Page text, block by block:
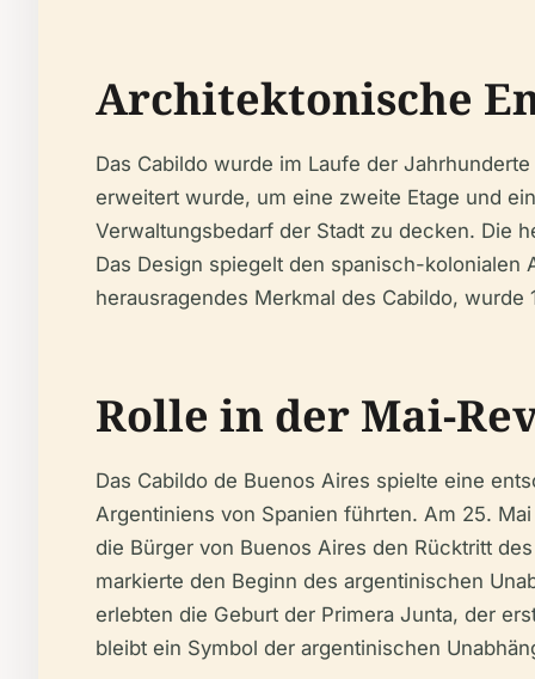
Architektonische
Das Cabildo wurde im Laufe der
erweitert wurde, um eine zweite Etage und
Verwaltungsbedarf der Stadt zu decken. Die
Das Design spiegelt den spanisch-
herausragendes Merkmal des Cabildo,
Rolle in der Mai-
Das Cabildo de Buenos Aires spielte eine
Argentiniens von Spanien führten. Am 25.
die Bürger von Buenos Aires den Rücktritt
markierte den Beginn des argentinischen
erlebten die Geburt der Primera Junta, der
bleibt ein Symbol der argentinischen